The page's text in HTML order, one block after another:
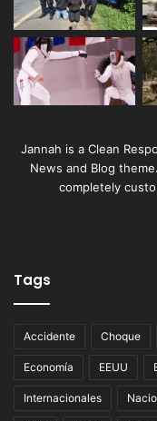
Jannah is a Clean
News and Blog
completely
Tags
Accidente Choque
Economía EEUU
Internacionales